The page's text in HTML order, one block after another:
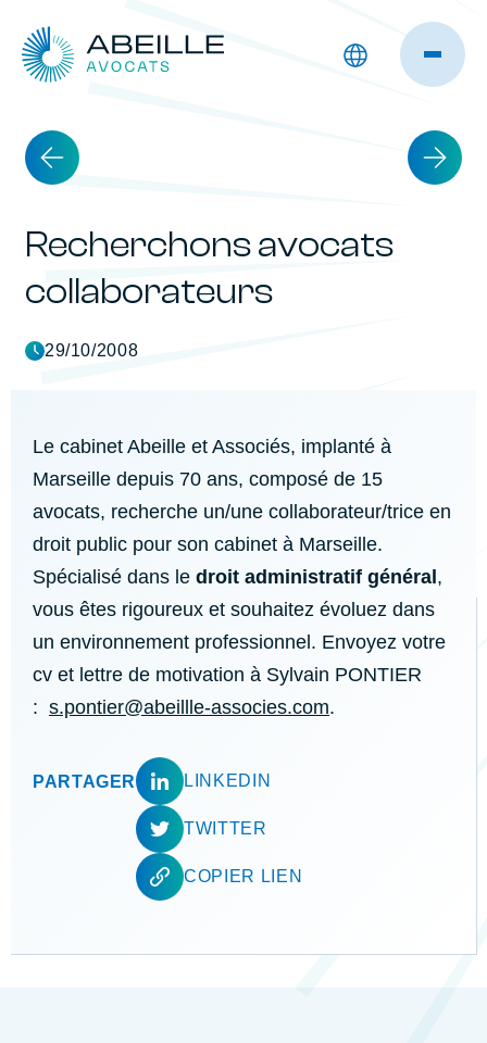
Recherchons avocats
collaborateurs
29/10/2008
Le cabinet Abeille et Associés, implanté à
Marseille depuis 70 ans, composé de 15
avocats, recherche un/une collaborateur/trice en
droit public pour son cabinet à Marseille.
Spécialisé dans le droit administratif général ,
vous êtes rigoureux et souhaitez évoluez dans
un environnement professionnel. Envoyez votre
cv et lettre de motivation à Sylvain PONTIER
: s.pontier@abeillle-associes.com.
PARTAGER LINKEDIN
TWITTER
COPIER LIEN